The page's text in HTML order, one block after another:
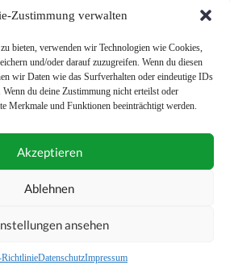
Zustimmung verwalten
bieten, verwenden wir Technologien wie Cookies,
und/oder darauf zuzugreifen. Wenn du diesen
wir Daten wie das Surfverhalten oder eindeutige IDs
Wenn du deine Zustimmung nicht erteilst oder
Merkmale und Funktionen beeinträchtigt werden.
Akzeptieren
Ablehnen
ansehen
DatenschutzImpressum
© 2026 Blick ins Land
durch
0043 (0)1 581 28 90 0
Impressum
Geschäftsbedingungen